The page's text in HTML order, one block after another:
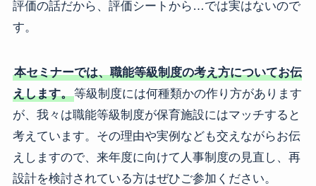
評価の話だから、評価シートから…では実はないので
す。
本セミナーでは、職能等級制度の考え方についてお伝
えします。等級制度には何種類かの作り方があります
が、我々は職能等級制度が保育施設にはマッチすると
考えています。その理由や実例なども交えながらお伝
えしますので、来年度に向けて人事制度の見直し、再
設計を検討されている方はぜひご参加ください。